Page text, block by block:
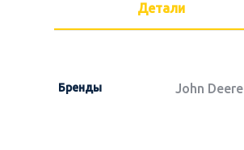
Детали
Бренды John Deere